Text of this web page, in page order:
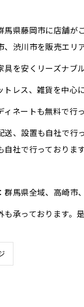
馬県藤岡市に店舗が
、渋川市を販売エリ
具を安くリーズナブ
トレス、雑貨を中心
ネートも無料で行っ
送、設置も自社で行
社で行っております
群馬県全域、高崎市
も承っております。